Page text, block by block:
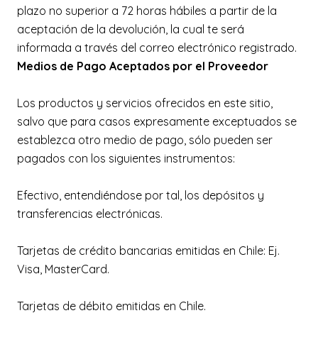
plazo no superior a 72 horas hábiles a partir de la
aceptación de la devolución, la cual te será
informada a través del correo electrónico registrado.
Medios de Pago Aceptados por el Proveedor
Los productos y servicios ofrecidos en este sitio,
salvo que para casos expresamente exceptuados se
establezca otro medio de pago, sólo pueden ser
pagados con los siguientes instrumentos:
Efectivo, entendiéndose por tal, los depósitos y
transferencias electrónicas.
Tarjetas de crédito bancarias emitidas en Chile: Ej.
Visa, MasterCard.
Tarjetas de débito emitidas en Chile.